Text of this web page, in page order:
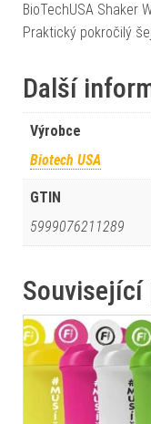
BioTechUSA Shaker
Praktický pokročilý
Další
Výrobce
Biotech USA
GTIN
5999076211289
Související